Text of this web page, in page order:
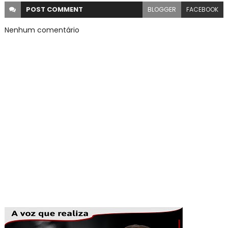
POST COMMENT BLOGGER FACEBOOK
Nenhum comentário